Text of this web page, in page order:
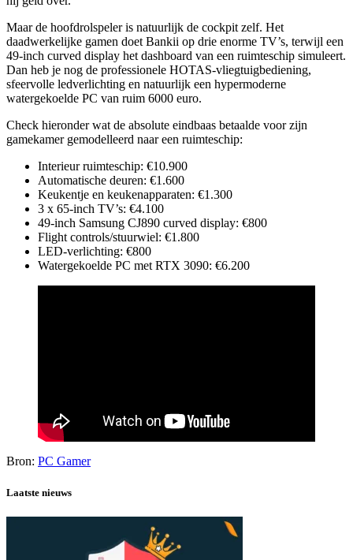
Maar de hoofdrolspeler is natuurlijk de cockpit zelf. Het
daadwerkelijke gamen doet Bankii op drie enorme TV’s, terwijl een
49-inch curved display het dashboard van een ruimteschip simuleert.
Dan heb je nog de professionele HOTAS-vliegtuigbediening,
sfeervolle ledverlichting en natuurlijk een hypermoderne
watergekoelde PC van ruim 6000 euro.
Check hieronder wat de absolute eindbaas betaalde voor zijn
gamekamer gemodelleerd naar een ruimteschip:
Interieur ruimteschip: €10.900
Automatische deuren: €1.600
Keukentje en keukenapparaten: €1.300
3 x 65-inch TV’s: €4.100
49-inch Samsung CJ890 curved display: €800
Flight controls/stuurwiel: €1.800
LED-verlichting: €800
Watergekoelde PC met RTX 3090: €6.200
Bron: PC Gamer
Laatste nieuws